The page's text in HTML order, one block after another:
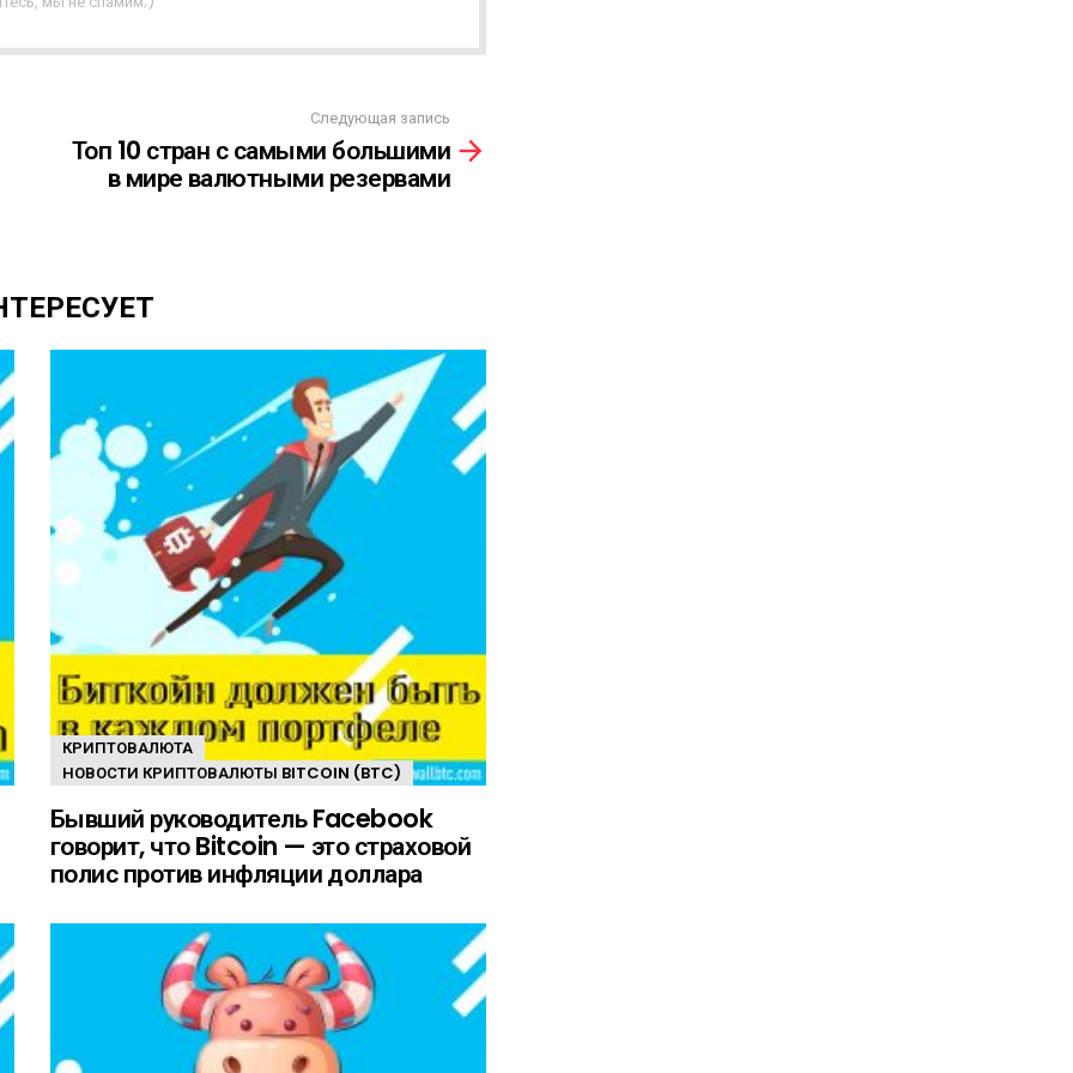
Следующая запись
Топ 10 стран с самыми большими
в мире валютными резервами
КРИПТОВАЛЮТА
НОВОСТИ КРИПТОВАЛЮТЫ BITCOIN (BTC)
Бывший руководитель Facebook
говорит, что Bitcoin — это страховой
полис против инфляции доллара